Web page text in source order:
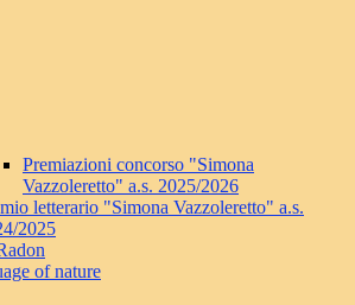
Premiazioni concorso "Simona
Vazzoleretto" a.s. 2025/2026
letterario "Simona Vazzoleretto" a.s.
2025
of nature